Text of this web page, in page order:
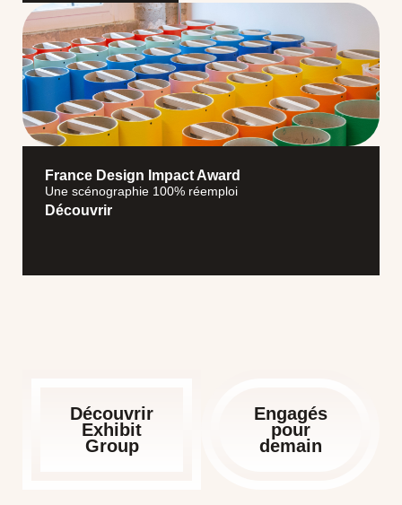
# TRANSITION DURABLE
France Design Impact Award
Une scénographie 100% réemploi
Découvrir
Découvrir
Exhibit
Group
Engagés
pour
demain